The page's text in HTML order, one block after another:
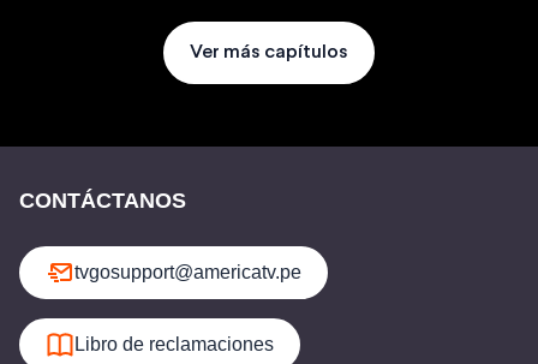
Ver más capítulos
CONTÁCTANOS
tvgosupport@americatv.pe
Libro de reclamaciones